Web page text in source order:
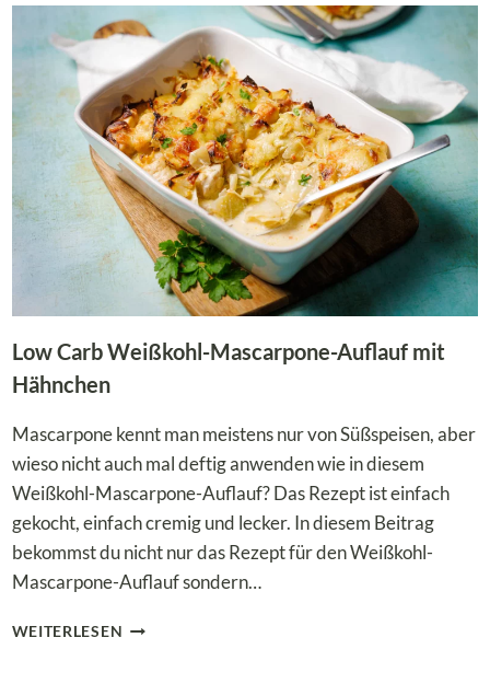
DEFTIGER
EINTOPF
MIT
HACKFLEISCH
Low Carb Weißkohl-Mascarpone-Auflauf mit
Hähnchen
Mascarpone kennt man meistens nur von Süßspeisen, aber
wieso nicht auch mal deftig anwenden wie in diesem
Weißkohl-Mascarpone-Auflauf? Das Rezept ist einfach
gekocht, einfach cremig und lecker. In diesem Beitrag
bekommst du nicht nur das Rezept für den Weißkohl-
Mascarpone-Auflauf sondern…
WEITERLESEN LOW